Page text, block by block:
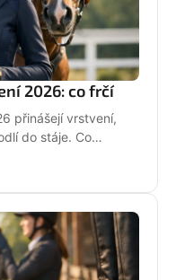
2026: co frčí
přinášejí vrstvení,
do stáje. Co